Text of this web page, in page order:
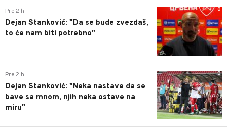
0
Pre 2 h
Dejan Stanković: "Da se bude zvezdaš,
to će nam biti potrebno"
0
Pre 2 h
Dejan Stanković: "Neka nastave da se
bave sa mnom, njih neka ostave na
miru"